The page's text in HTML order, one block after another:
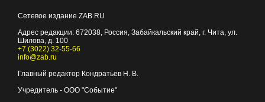
Сетевое издание ZAB.RU
Адрес редакции: 672038, Россия, Забайкальский край, г. Чита, ул.
Шилова, д. 100
+7 (3022) 32-55-66
info@zab.ru
Главный редактор Кондратьев Н. В.
Учредитель - ООО "Событие"